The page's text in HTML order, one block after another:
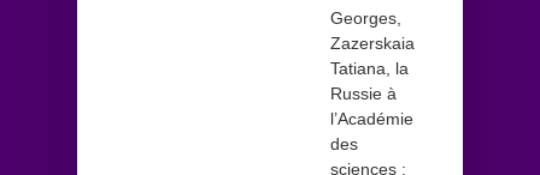
Georges,
Zazerskaia
Tatiana, la
Russie à
l’Académie
des
sciences :